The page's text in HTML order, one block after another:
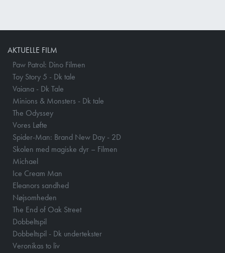
AKTUELLE FILM
Paw Patrol: Dino Filmen
Toy Story 5 - Dk tale
Vaiana - Dk Tale
Minions & Monsters - Dk tale
The Odyssey
Vores Løfte
Spider-Man: Brand New Day - 2D
Skolen med magiske dyr – Filmen
Michael
Ice Cream Man
Eleanors sandhed
Nøjsomheden
The End of Oak Street
Dobbeltspil
Dobbeltspil - Dk undertekster
Veronikas to liv